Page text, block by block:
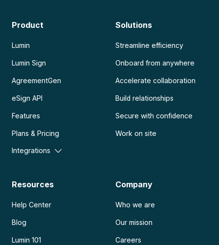
Product
Lumin
Lumin Sign
AgreementGen
eSign API
Features
Plans & Pricing
Integrations
Solutions
Streamline efficiency
Onboard from anywhere
Accelerate collaboration
Build relationships
Secure with confidence
Work on site
Resources
Help Center
Blog
Lumin 101
Company
Who we are
Our mission
Careers